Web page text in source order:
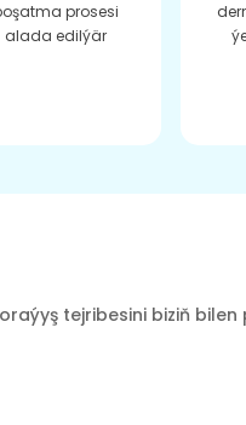
prosesi
alada edilýär
tejribesini biziň